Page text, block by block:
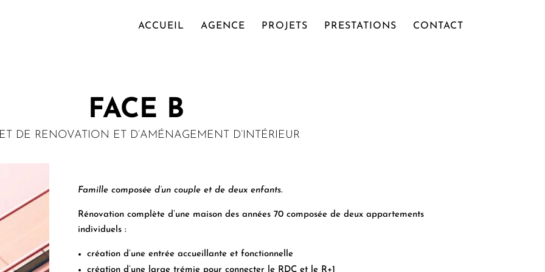
ACCUEIL AGENCE PROJETS PRESTATIONS CONTACT
FACE B
DE RENOVATION ET D’AMÉNAGEMENT D’INTÉRIEUR
Famille composée d’un couple et de deux enfants.
Rénovation complète d’une maison des années 70 composée de deux appartements
individuels :
création d’une entrée accueillante et fonctionnelle
création d’une large trémie pour connecter le RDC et le R+1